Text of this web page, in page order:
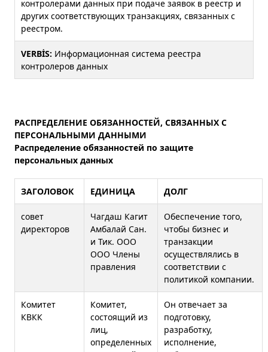
контролерами данных при подаче заявок в реестр и
других соответствующих транзакциях, связанных с
реестром.
VERBİS: Информационная система реестра
контролеров данных
РАСПРЕДЕЛЕНИЕ ОБЯЗАННОСТЕЙ, СВЯЗАННЫХ С
ПЕРСОНАЛЬНЫМИ ДАННЫМИ
Распределение обязанностей по защите
персональных данных
ЗАГОЛОВОК ЕДИНИЦА ДОЛГ
совет
директоров
Чагдаш Кагит
Амбалай Сан.
и Тик. ООО
ООО Члены
правления
Обеспечение того,
чтобы бизнес и
транзакции
осуществлялись в
соответствии с
политикой компании.
Комитет
КВКК
Комитет,
состоящий из
лиц,
определенных
Он отвечает за
подготовку,
разработку,
исполнение,